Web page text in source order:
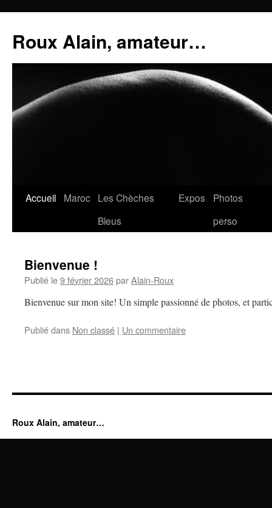
contenu
Roux Alain, amateur…
Accueil Maroc Les Chèches
Bleus
Expos
Photos
perso
Bienvenue !
Publié le9 février 2026parAlain-Roux
Bienvenue sur mon site! Un simple passionné de photos, et
Publié dans Non classé | Un commentaire
Roux Alain, amateur…